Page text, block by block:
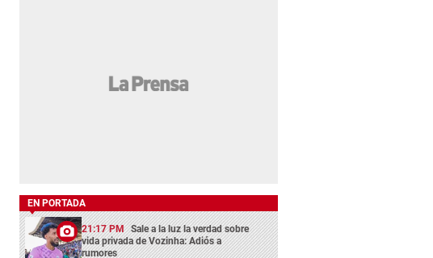
EN PORTADA
21:17 PM Sale a la luz la verdad sobre
vida privada de Vozinha: Adiós a
rumores